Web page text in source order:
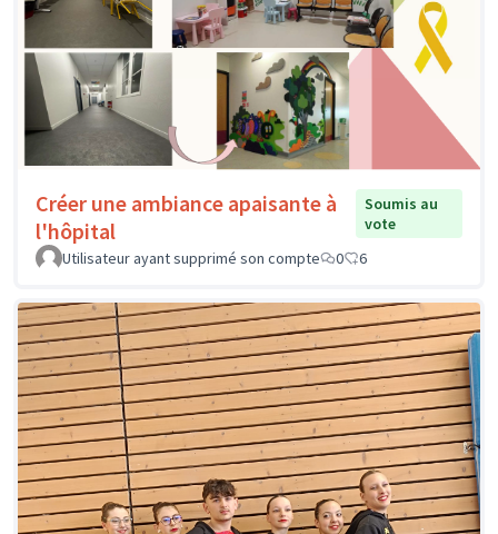
Créer une ambiance apaisante à
l'hôpital
Soumis au
vote
Utilisateur ayant supprimé son compte
0 6